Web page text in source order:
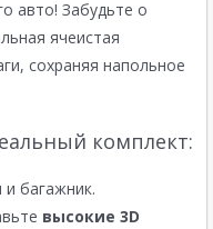
авто! Забудьте о
ячеистая
сохраняя напольное
комплект:
багажник.
высокие 3D